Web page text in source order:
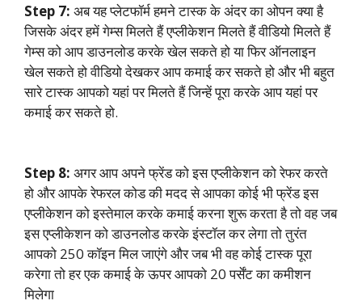
Step 7: अब यह प्लेटफॉर्म हमने टास्क के अंदर का ओपन क्या है
जिसके अंदर हमें गेम्स मिलते हैं एप्लीकेशन मिलते हैं वीडियो मिलते हैं
गेम्स को आप डाउनलोड करके खेल सकते हो या फिर ऑनलाइन
खेल सकते हो वीडियो देखकर आप कमाई कर सकते हो और भी बहुत
सारे टास्क आपको यहां पर मिलते हैं जिन्हें पूरा करके आप यहां पर
कमाई कर सकते हो.
Step 8: अगर आप अपने फ्रेंड को इस एप्लीकेशन को रेफर करते
हो और आपके रेफरल कोड की मदद से आपका कोई भी फ्रेंड इस
एप्लीकेशन को इस्तेमाल करके कमाई करना शुरू करता है तो वह जब
इस एप्लीकेशन को डाउनलोड करके इंस्टॉल कर लेगा तो तुरंत
आपको 250 कॉइन मिल जाएंगे और जब भी वह कोई टास्क पूरा
करेगा तो हर एक कमाई के ऊपर आपको 20 पर्सेंट का कमीशन
मिलेगा